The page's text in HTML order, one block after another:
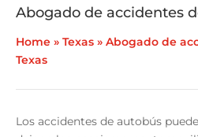
Abogado de accidentes
Home » Texas » Abogado de
Texas
Los accidentes de autobús